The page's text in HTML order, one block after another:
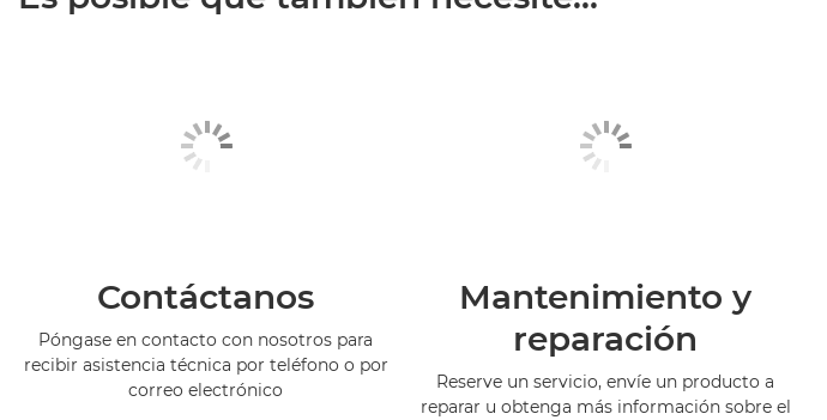
Contáctanos
Póngase en contacto con nosotros para
recibir asistencia técnica por teléfono o por
correo electrónico
Mantenimiento y
reparación
Reserve un servicio, envíe un producto a
reparar u obtenga más información sobre el